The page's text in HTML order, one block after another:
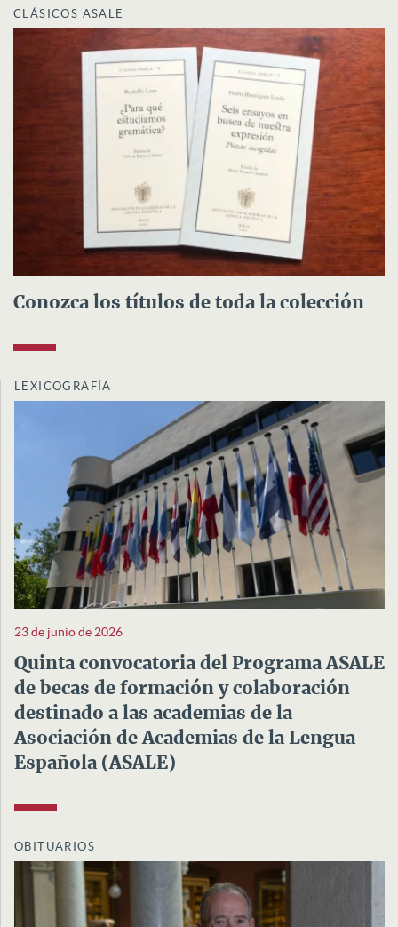
CLÁSICOS ASALE
Conozca los títulos de toda la colección
LEXICOGRAFÍA
23 de junio de 2026
Quinta convocatoria del Programa ASALE
de becas de formación y colaboración
destinado a las academias de la
Asociación de Academias de la Lengua
Española (ASALE)
OBITUARIOS